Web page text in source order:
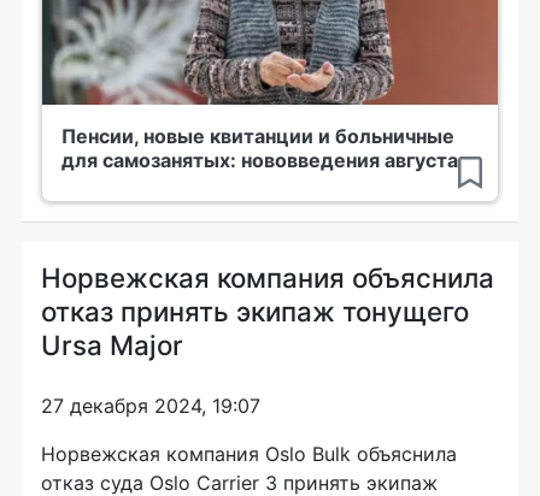
Пенсии, новые квитанции и больничные
для самозанятых: нововведения августа
Норвежская компания объяснила
отказ принять экипаж тонущего
Ursa Major
27 декабря 2024, 19:07
Норвежская компания Oslo Bulk объяснила
отказ суда Oslo Carrier 3 принять экипаж